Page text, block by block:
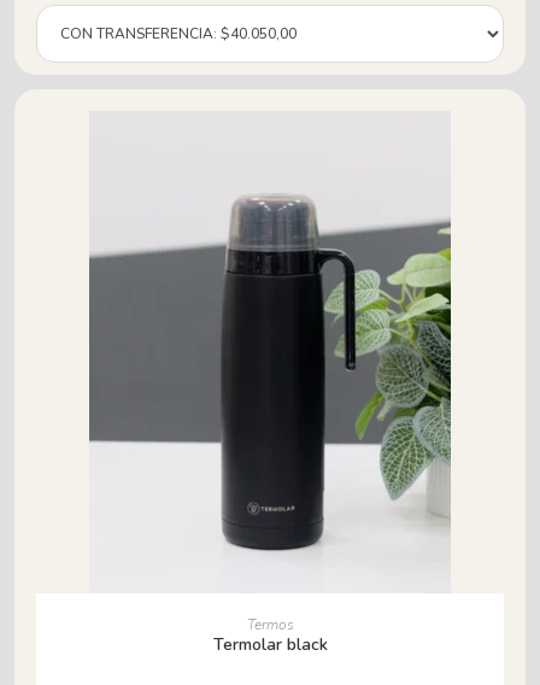
AÑADIR AL CARRITO
Termos
Termolar black